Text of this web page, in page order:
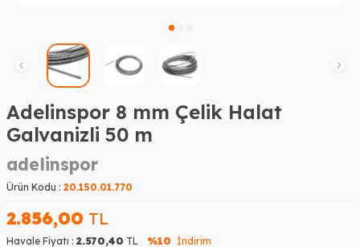
Adelinspor 8 mm Çelik Halat
Galvanizli 50 m
adelinspor
Ürün Kodu : 20.150.01.770
2.856,00 TL
Havale Fiyatı : 2.570,40 TL %10 İndirim